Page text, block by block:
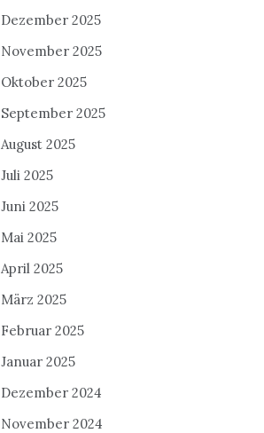
Dezember 2025
November 2025
Oktober 2025
September 2025
August 2025
Juli 2025
Juni 2025
Mai 2025
April 2025
März 2025
Februar 2025
Januar 2025
Dezember 2024
November 2024